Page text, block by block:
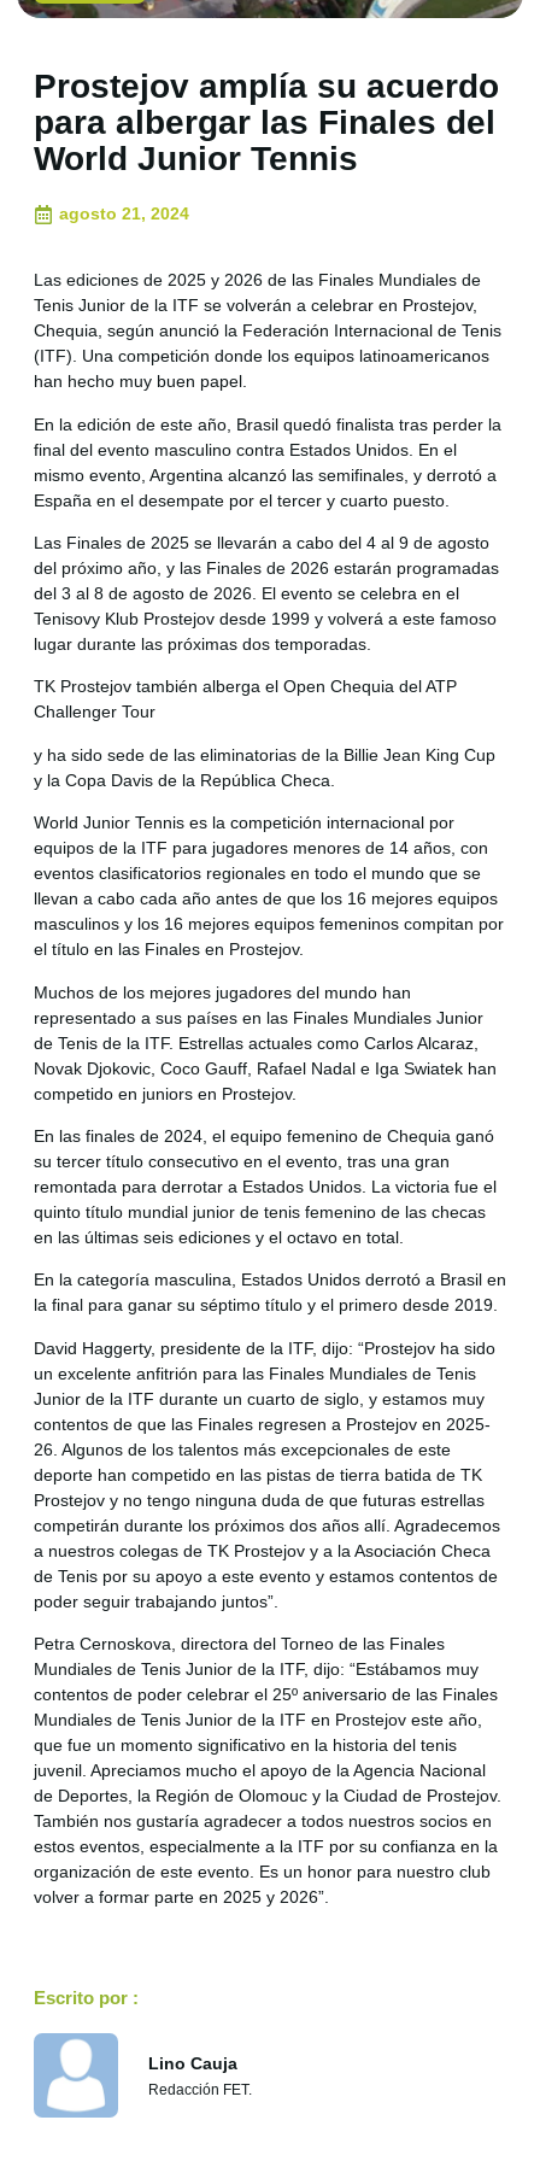
Prostejov amplía su acuerdo
para albergar las Finales del
World Junior Tennis
agosto 21, 2024
Las ediciones de 2025 y 2026 de las Finales Mundiales de
Tenis Junior de la ITF se volverán a celebrar en Prostejov,
Chequia, según anunció la Federación Internacional de Tenis
(ITF). Una competición donde los equipos latinoamericanos
han hecho muy buen papel.
En la edición de este año, Brasil quedó finalista tras perder la
final del evento masculino contra Estados Unidos. En el
mismo evento, Argentina alcanzó las semifinales, y derrotó a
España en el desempate por el tercer y cuarto puesto.
Las Finales de 2025 se llevarán a cabo del 4 al 9 de agosto
del próximo año, y las Finales de 2026 estarán programadas
del 3 al 8 de agosto de 2026. El evento se celebra en el
Tenisovy Klub Prostejov desde 1999 y volverá a este famoso
lugar durante las próximas dos temporadas.
TK Prostejov también alberga el Open Chequia del ATP
Challenger Tour
y ha sido sede de las eliminatorias de la Billie Jean King Cup
y la Copa Davis de la República Checa.
World Junior Tennis es la competición internacional por
equipos de la ITF para jugadores menores de 14 años, con
eventos clasificatorios regionales en todo el mundo que se
llevan a cabo cada año antes de que los 16 mejores equipos
masculinos y los 16 mejores equipos femeninos compitan por
el título en las Finales en Prostejov.
Muchos de los mejores jugadores del mundo han
representado a sus países en las Finales Mundiales Junior
de Tenis de la ITF. Estrellas actuales como Carlos Alcaraz,
Novak Djokovic, Coco Gauff, Rafael Nadal e Iga Swiatek han
competido en juniors en Prostejov.
En las finales de 2024, el equipo femenino de Chequia ganó
su tercer título consecutivo en el evento, tras una gran
remontada para derrotar a Estados Unidos. La victoria fue el
quinto título mundial junior de tenis femenino de las checas
en las últimas seis ediciones y el octavo en total.
En la categoría masculina, Estados Unidos derrotó a Brasil en
la final para ganar su séptimo título y el primero desde 2019.
David Haggerty, presidente de la ITF, dijo: “Prostejov ha sido
un excelente anfitrión para las Finales Mundiales de Tenis
Junior de la ITF durante un cuarto de siglo, y estamos muy
contentos de que las Finales regresen a Prostejov en 2025-
26. Algunos de los talentos más excepcionales de este
deporte han competido en las pistas de tierra batida de TK
Prostejov y no tengo ninguna duda de que futuras estrellas
competirán durante los próximos dos años allí. Agradecemos
a nuestros colegas de TK Prostejov y a la Asociación Checa
de Tenis por su apoyo a este evento y estamos contentos de
poder seguir trabajando juntos”.
Petra Cernoskova, directora del Torneo de las Finales
Mundiales de Tenis Junior de la ITF, dijo: “Estábamos muy
contentos de poder celebrar el 25º aniversario de las Finales
Mundiales de Tenis Junior de la ITF en Prostejov este año,
que fue un momento significativo en la historia del tenis
juvenil. Apreciamos mucho el apoyo de la Agencia Nacional
de Deportes, la Región de Olomouc y la Ciudad de Prostejov.
También nos gustaría agradecer a todos nuestros socios en
estos eventos, especialmente a la ITF por su confianza en la
organización de este evento. Es un honor para nuestro club
volver a formar parte en 2025 y 2026”.
Escrito por :
Lino Cauja
Redacción FET.